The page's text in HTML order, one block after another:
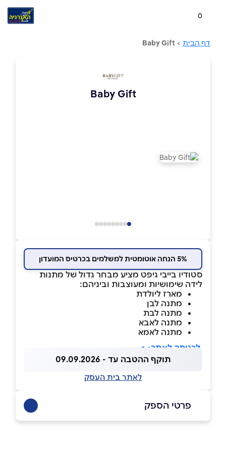
0
דף הבית >
Baby Gift
Baby Gift
5% הנחה אוטומטית למשלמים בכרטיס המועדון
סטודיו בייבי גיפט מציע מבחר גדול של מתנות
לידה שימושיות ומעוצבות וביניהם:
מארז ליולדת
מתנה לבן
מתנה לבת
מתנה לאבא
מתנה לאמא
לכניסה לאתר> >
תוקף ההטבה עד - 09.09.2026
לאתר בית העסק
פרטי הספק